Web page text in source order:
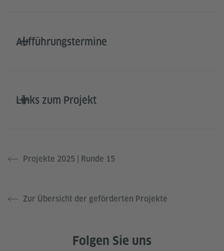
Aufführungstermine
Links zum Projekt
Projekte 2025 | Runde 15
Zur Übersicht der geförderten Projekte
Folgen Sie uns